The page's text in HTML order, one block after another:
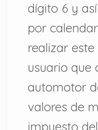
dígito 6 y
por
realizar
usuario que
automotor
valores de
impuesto